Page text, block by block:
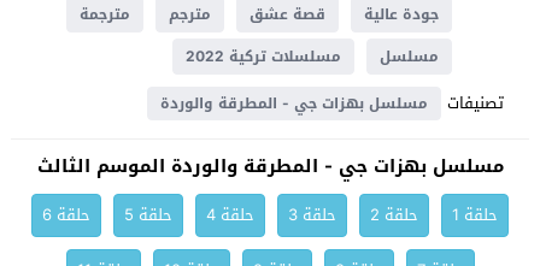
جودة عالية
قصة عشق مترجم
مترجمة
مسلسل
مسلسلات تركية 2022
تصنيفات مسلسل بهزات جي - المطرقة والوردة
مسلسل بهزات جي - المطرقة والوردة الموسم الثالث
حلقة 1 حلقة 2 حلقة 3 حلقة 4 حلقة 5
حلقة 6